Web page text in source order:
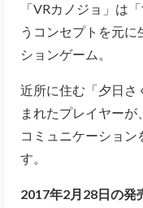
「VRカノジョ」は
うコンセプトを元
ションゲーム。
近所に住む「夕日さ
まれたプレイヤー
コミュニケーション
す。
2017年2月28日の発